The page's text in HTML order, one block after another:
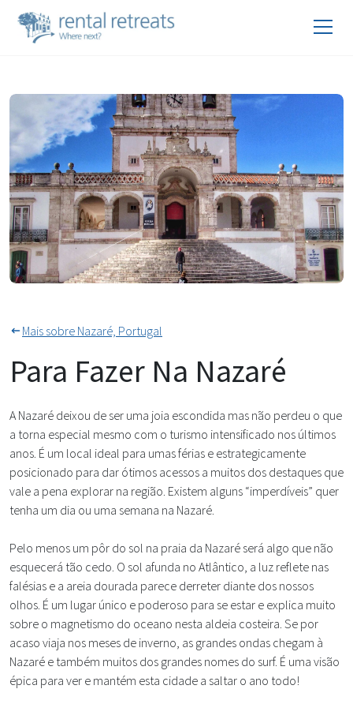
Sítio
Mais sobre Nazaré, Portugal
Para Fazer Na Nazaré
A Nazaré deixou de ser uma joia escondida mas não perdeu o que
a torna especial mesmo com o turismo intensificado nos últimos
anos. É um local ideal para umas férias e estrategicamente
posicionado para dar ótimos acessos a muitos dos destaques que
vale a pena explorar na região. Existem alguns “imperdíveis” quer
tenha um dia ou uma semana na Nazaré.
Pelo menos um pôr do sol na praia da Nazaré será algo que não
esquecerá tão cedo. O sol afunda no Atlântico, a luz reflete nas
falésias e a areia dourada parece derreter diante dos nossos
olhos. É um lugar único e poderoso para se estar e explica muito
sobre o magnetismo do oceano nesta aldeia costeira. Se por
acaso viaja nos meses de inverno, as grandes ondas chegam à
Nazaré e também muitos dos grandes nomes do surf. É uma visão
épica para ver e mantém esta cidade a saltar o ano todo!